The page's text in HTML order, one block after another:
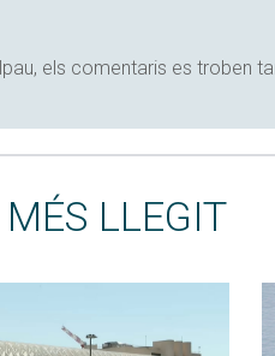
els comentaris es troben
MÉS LLEGIT